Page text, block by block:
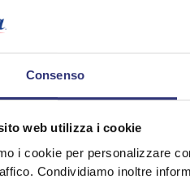
Consenso
web utilizza i cookie
i cookie per personalizzare
Condividiamo inoltre